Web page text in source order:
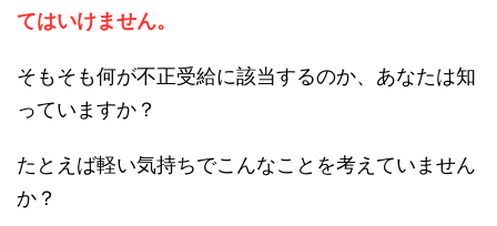
てはいけません。
そもそも何が不正受給に該当するのか、あなたは知
っていますか？
たとえば軽い気持ちでこんなことを考えていません
か？